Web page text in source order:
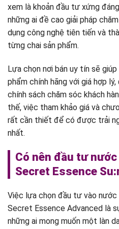
xem là khoản đầu tư xứng
những ai đề cao giải pháp
dụng công nghệ tiên tiến và
từng chai sản phẩm.
Lựa chọn nơi bán uy tín sẽ
phẩm chính hãng với giá hợp
chính sách chăm sóc khách
thế, việc tham khảo giá và
rất cần thiết để có được trải
nhất.
Có nên đầu tư
Secret Essence
Việc lựa chọn đầu tư vào nước
Secret Essence Advanced là
những ai mong muốn một làn